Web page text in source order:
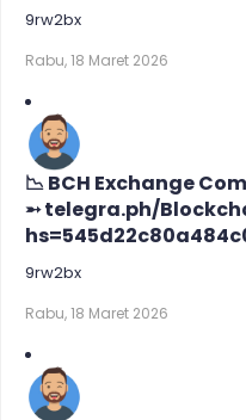
9rw2bx
Rabu, 18 Maret 2026
📉 BCH Exchange
➵ telegra.ph/
9rw2bx
Rabu, 18 Maret 2026